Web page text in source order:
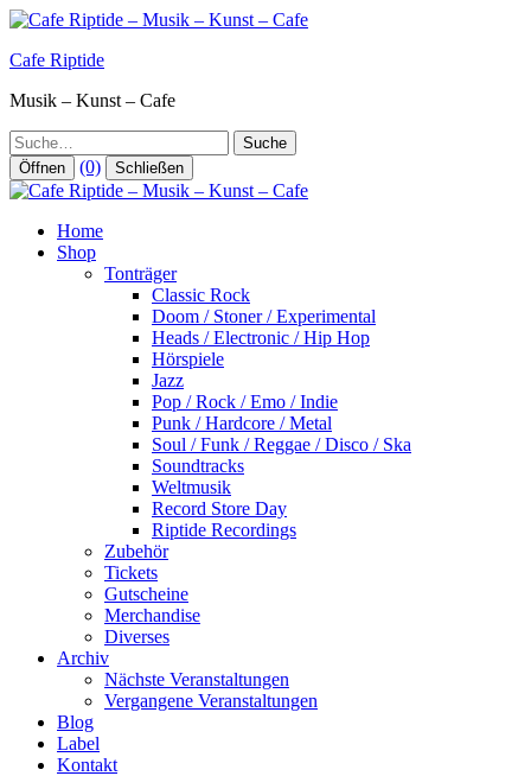
Zum
springen
Cafe Riptide
Musik – Kunst – Cafe
Suche
Öffnen (0) Schließen
Home
Shop
Tonträger
Classic Rock
Doom / Stoner / Experimental
Heads / Electronic / Hip Hop
Hörspiele
Jazz
Pop / Rock / Emo / Indie
Punk / Hardcore / Metal
Soul / Funk / Reggae / Disco / Ska
Soundtracks
Weltmusik
Record Store Day
Riptide Recordings
Zubehör
Tickets
Gutscheine
Merchandise
Diverses
Archiv
Nächste Veranstaltungen
Vergangene Veranstaltungen
Blog
Label
Kontakt